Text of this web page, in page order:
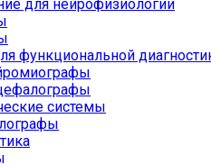
для нейрофизиологии
функциональной
системы